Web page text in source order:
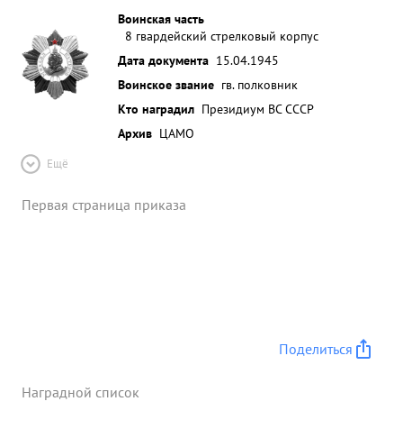
Воинская часть
8 гвардейский стрелковый корпус
Дата документа 15.04.1945
Воинское звание гв. полковник
Кто наградил Президиум ВС СССР
Архив ЦАМО
Ещё
Первая страница приказа
Поделиться
Наградной список